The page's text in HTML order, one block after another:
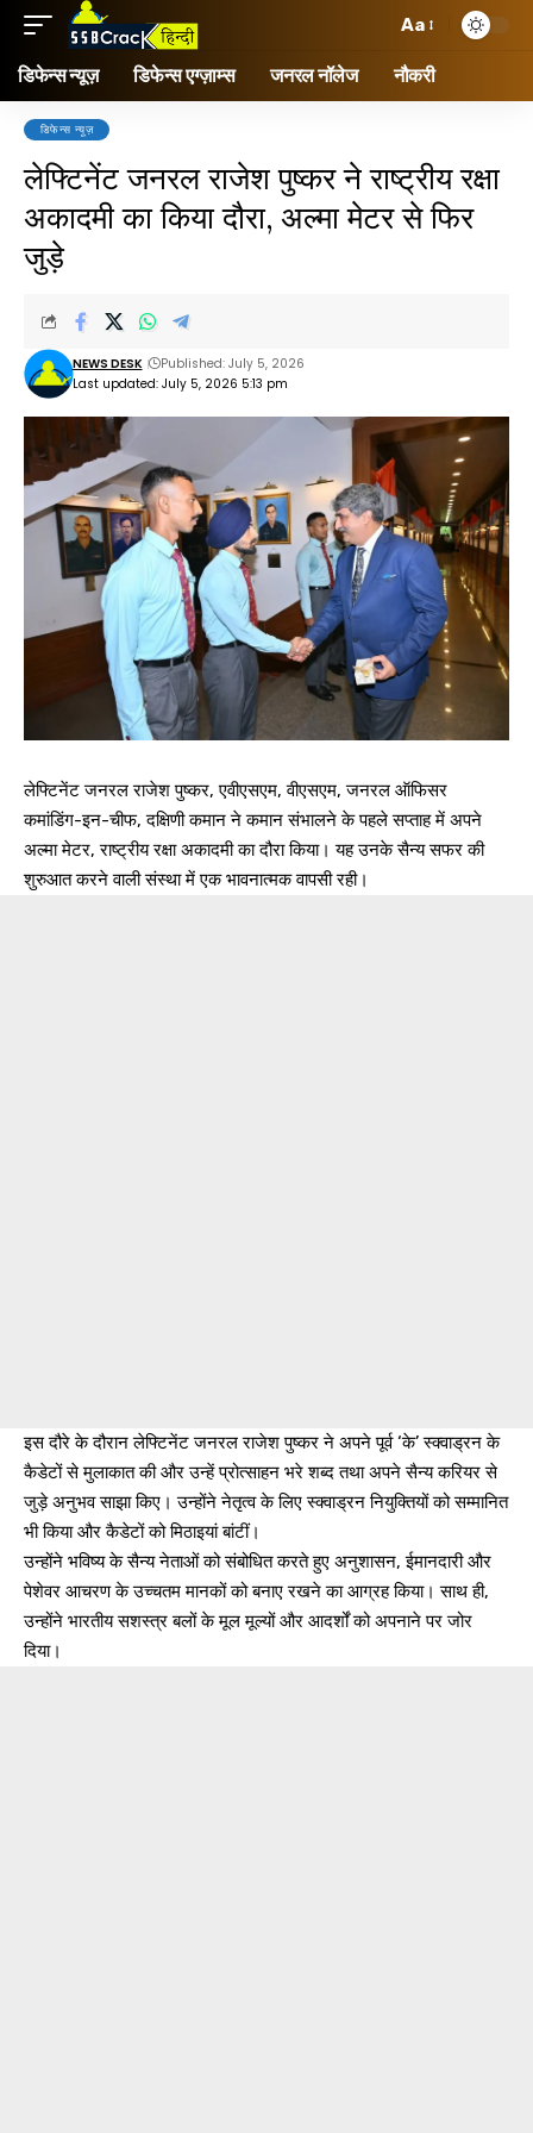
Aa
डिफेन्स न्यूज़ डिफेन्स एग्ज़ाम्स जनरल नॉलेज नौकरी
डिफेन्स न्यूज़
लेफ्टिनेंट जनरल राजेश पुष्कर ने राष्ट्रीय रक्षा
अकादमी का किया दौरा, अल्मा मेटर से फिर
जुड़े
Last updated: July 5, 2026 5:13 pm
NEWS DESK Published: July 5, 2026
लेफ्टिनेंट जनरल राजेश पुष्कर, एवीएसएम, वीएसएम, जनरल ऑफिसर
कमांडिंग-इन-चीफ, दक्षिणी कमान ने कमान संभालने के पहले सप्ताह में अपने
अल्मा मेटर, राष्ट्रीय रक्षा अकादमी का दौरा किया। यह उनके सैन्य सफर की
शुरुआत करने वाली संस्था में एक भावनात्मक वापसी रही।
इस दौरे के दौरान लेफ्टिनेंट जनरल राजेश पुष्कर ने अपने पूर्व ‘के’ स्क्वाड्रन के
कैडेटों से मुलाकात की और उन्हें प्रोत्साहन भरे शब्द तथा अपने सैन्य करियर से
जुड़े अनुभव साझा किए। उन्होंने नेतृत्व के लिए स्क्वाड्रन नियुक्तियों को सम्मानित
भी किया और कैडेटों को मिठाइयां बांटीं।
उन्होंने भविष्य के सैन्य नेताओं को संबोधित करते हुए अनुशासन, ईमानदारी और
पेशेवर आचरण के उच्चतम मानकों को बनाए रखने का आग्रह किया। साथ ही,
उन्होंने भारतीय सशस्त्र बलों के मूल मूल्यों और आदर्शों को अपनाने पर जोर
दिया।